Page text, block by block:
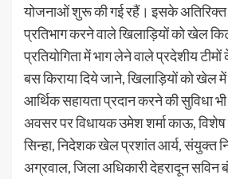
योजनाओं शुरू की गई रहैं। इसके अतिरिक्त
प्रतिभाग करने वाले खिलाड़ियों को खेल
प्रतियोगिता में भाग लेने वाले प्रदेशीय
बस किराया दिये जाने, खिलाड़ियों को खेल
आर्थिक सहायता प्रदान करने की सुविधा
अवसर पर विधायक उमेश शर्मा काऊ,
सिन्हा, निदेशक खेल प्रशांत आर्य, संयुक्त
अग्रवाल, जिला अधिकारी देहरादून